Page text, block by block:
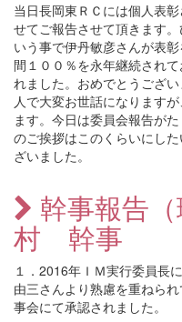
当日長岡東ＲＣには個人表
せてご報告させて頂きます
いう事で伊丹敏彦さんが表
間１００％を永年継続され
れました。おめでとうござ
人で大変お世話になります
ます。今日は委員会報告が
のご挨拶はこのくらいにし
ざいました。
幹事報告
村 幹事
１．2016年ＩＭ実行委員長
由三さんより熟慮を重ねら
事会にて承認されました。